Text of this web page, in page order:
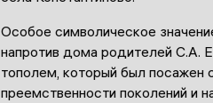
Особое символическое
напротив дома родителей С.А.
тополем, который был
преемственности поколений и